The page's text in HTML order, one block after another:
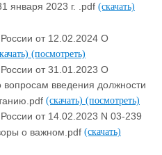
января 2023 г. .pdf (скачать)
от 12.02.2024 О
(посмотреть)
от 31.01.2023 О
введения должности
(скачать) (посмотреть)
от 14.02.2023 N 03-239
о важном.pdf (скачать)